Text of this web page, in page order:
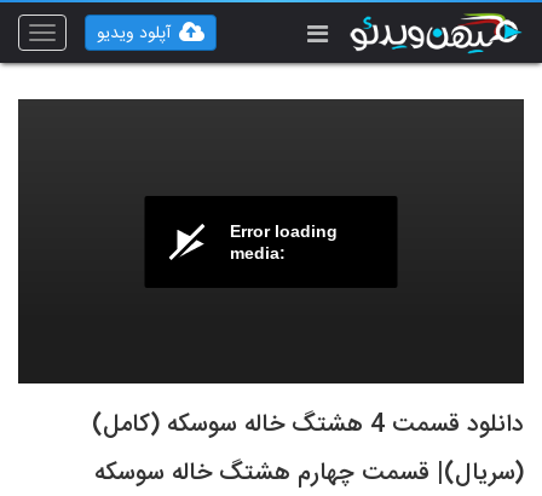
Toggle
آپلود ویدیو
Error loading
media:
دانلود قسمت 4 هشتگ خاله سوسکه (کامل)
(سریال)| قسمت چهارم هشتگ خاله سوسکه